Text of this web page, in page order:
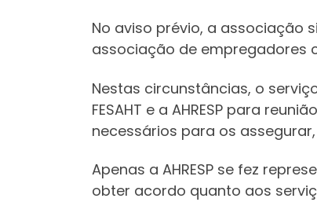
No aviso prévio, a associação
associação de empregadores
Nestas circunstâncias, o
FESAHT e a AHRESP para
necessários para os
Apenas a AHRESP se fez
obter acordo quanto aos